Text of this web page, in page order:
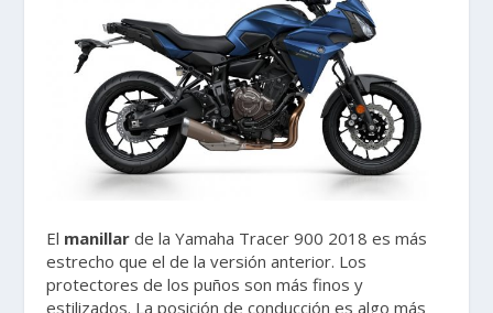
El manillar de la Yamaha Tracer 900 2018 es más
estrecho que el de la versión anterior. Los
protectores de los puños son más finos y
estilizados. La posición de conducción es algo más